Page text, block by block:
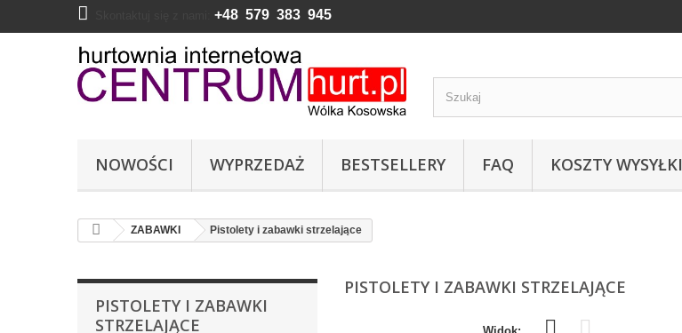
+48 579 383 945
NOWOŚCI WYPRZEDAŻ BESTSELLERY FAQ KOSZTY WYSYŁKI
ZABAWKI Pistolety i zabawki strzelające
PISTOLETY I ZABAWKI
STRZELAJĄCE
PISTOLETY I ZABAWKI STRZELAJĄCE